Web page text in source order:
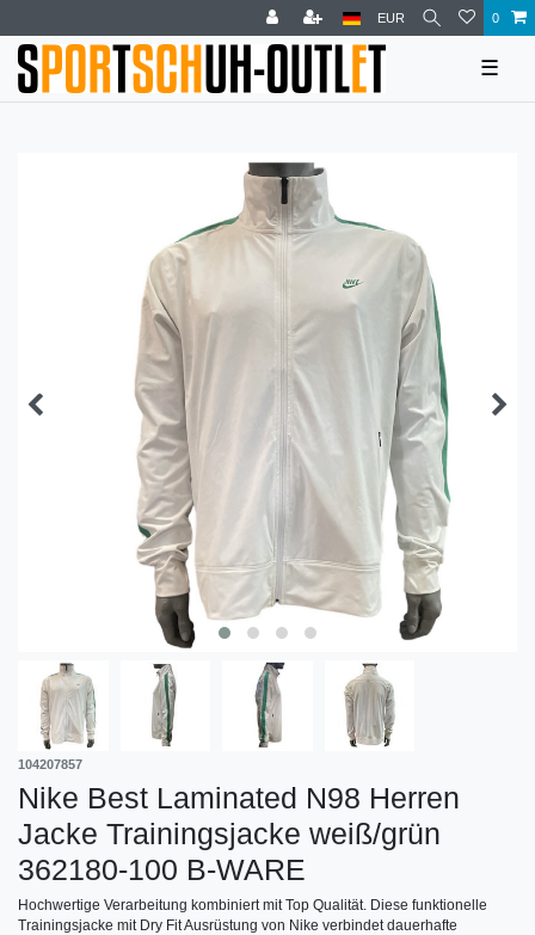
EUR 0
☰
104207857
Nike Best Laminated N98 Herren
Jacke Trainingsjacke weiß/grün
362180-100 B-WARE
Hochwertige Verarbeitung kombiniert mit Top Qualität. Diese funktionelle
Trainingsjacke mit Dry Fit Ausrüstung von Nike verbindet dauerhafte